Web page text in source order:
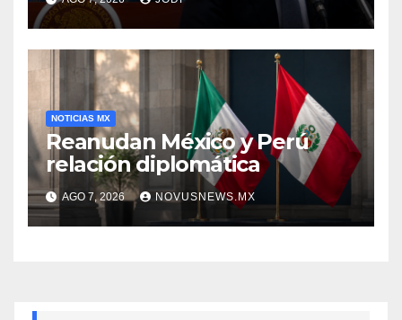
Aguirre
NOTICIAS MX
Reanudan México y Perú
relación diplomática
AGO 7, 2026 NOVUSNEWS.MX